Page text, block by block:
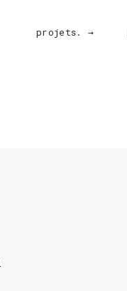
projets. →